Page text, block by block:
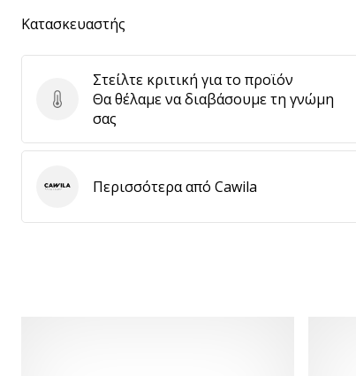
Κατασκευαστής
Στείλτε κριτική για το προϊόν
Στείλτε κριτική για το προϊόν
Θα θέλαμε να διαβάσουμε τη γνώμη
σας
CawilaΠερισσότερα από Cawila